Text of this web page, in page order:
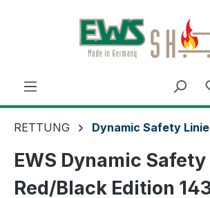
Zum Hauptinhalt springen
RETTUNG Dynamic Safety Linie
EWS Dynamic Safety
Red/Black Edition